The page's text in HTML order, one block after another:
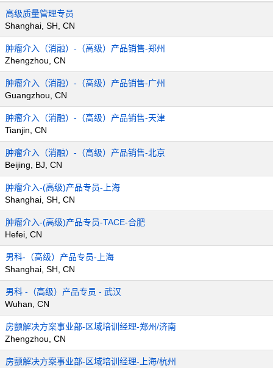
高级质量管理专员
Shanghai, SH, CN
肿瘤介入（消融）-（高级）产品销售-郑州
Zhengzhou, CN
肿瘤介入（消融）-（高级）产品销售-广州
Guangzhou, CN
肿瘤介入（消融）-（高级）产品销售-天津
Tianjin, CN
肿瘤介入（消融）-（高级）产品销售-北京
Beijing, BJ, CN
肿瘤介入-(高级)产品专员-上海
Shanghai, SH, CN
肿瘤介入-(高级)产品专员-TACE-合肥
Hefei, CN
男科-（高级）产品专员-上海
Shanghai, SH, CN
男科 -（高级）产品专员 - 武汉
Wuhan, CN
房颤解决方案事业部-区域培训经理-郑州/济南
Zhengzhou, CN
房颤解决方案事业部-区域培训经理-上海/杭州